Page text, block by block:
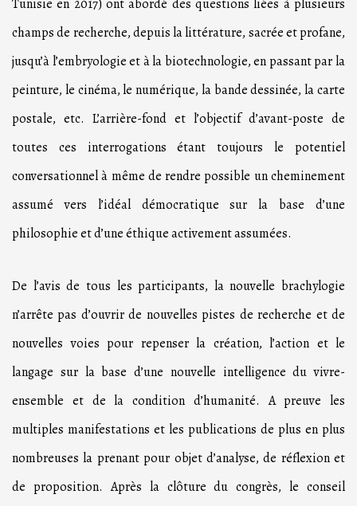
Tunisie en 2017) ont abordé des questions liées à plusieurs
champs de recherche, depuis la littérature, sacrée et profane,
jusqu’à l’embryologie et à la biotechnologie, en passant par la
peinture, le cinéma, le numérique, la bande dessinée, la carte
postale, etc. L’arrière-fond et l’objectif d’avant-poste de
toutes ces interrogations étant toujours le potentiel
conversationnel à même de rendre possible un cheminement
assumé vers l’idéal démocratique sur la base d’une
philosophie et d’une éthique activement assumées.
De l’avis de tous les participants, la nouvelle brachylogie
n’arrête pas d’ouvrir de nouvelles pistes de recherche et de
nouvelles voies pour repenser la création, l’action et le
langage sur la base d’une nouvelle intelligence du vivre-
ensemble et de la condition d’humanité. A preuve les
multiples manifestations et les publications de plus en plus
nombreuses la prenant pour objet d’analyse, de réflexion et
de proposition. Après la clôture du congrès, le conseil